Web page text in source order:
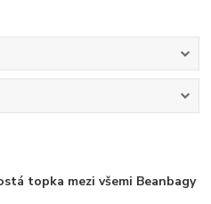
topka mezi všemi Beanbagy